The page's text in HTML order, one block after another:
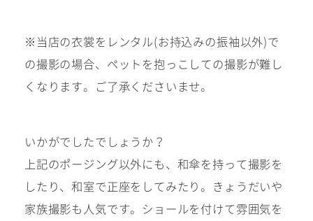
※当店の衣裳をレンタル(お持込みの振袖以外)で
の撮影の場合、ペットを抱っこしての撮影が難し
くなります。ご了承くださいませ。
いかがでしたでしょうか？
上記のポージング以外にも、和傘を持って撮影を
したり、和室で正座をしてみたり。きょうだいや
家族撮影も人気です。ショールを付けて雰囲気を